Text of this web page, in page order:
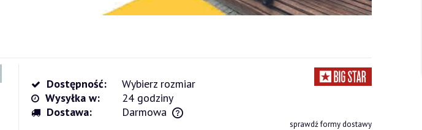
Dostępność:
Wybierz rozmiar
Wysyłka w:
24 godziny
Dostawa:
Darmowa
sprawdź formy dostawy